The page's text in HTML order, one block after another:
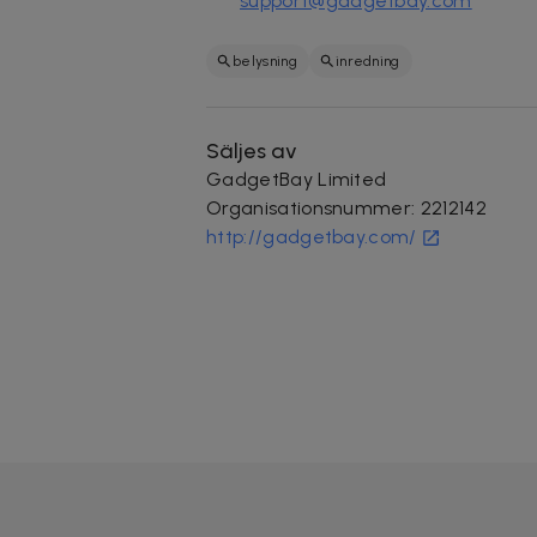
belysning inredning
Säljes av
GadgetBay Limited
Organisationsnummer: 2212142
http://gadgetbay.com/